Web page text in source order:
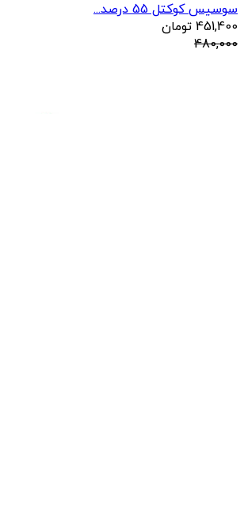
سوسیس کوکتل 55 درصد...
451,400 تومان
480,000